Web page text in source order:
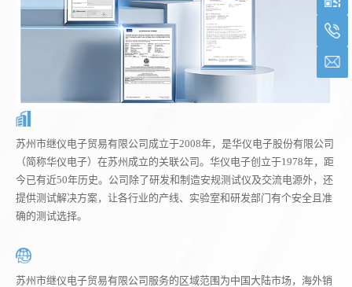
苏州市继仪电子贸易有限公司成立于2008年，是华仪电子股份有限公司
（简称华仪电子）在苏州成立的关联公司。华仪电子创立于1978年，距
今已有近50年历史。公司除了研发和制造安规测试仪及交流电源外，还
提供测试解决方案，让各行业的产线、实验室和研发部门有个安全且准
确的测试选择。
苏州市继仪电子贸易有限公司服务的区域范围为中国大陆市场，海外销